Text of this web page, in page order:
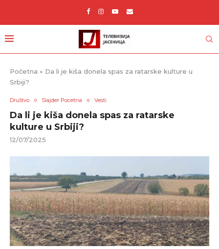
Početna » Da li je kiša donela spas za ratarske kulture u
Srbiji?
Društvo Slajder Pocetna Vesti
Da li je kiša donela spas za ratarske
kulture u Srbiji?
12/07/2025